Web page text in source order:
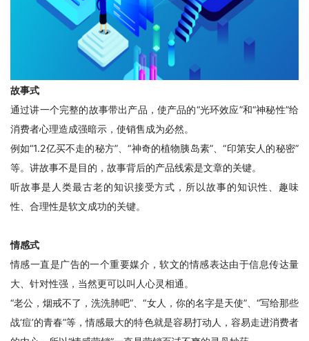
故事式
通过讲一个完整的故事带出产品，使产品的“光环效应”和“神秘性”给
消费者心理造成强暗示，使销售成为必然。
例如“1.2亿买不走的秘方”、“神奇的植物胰岛素”、“印第安人的秘密”
等。讲故事不是目的，故事背后的产品线索是文章的关键。
听故事是人类最古老的知识接受方式，所以故事的知识性、趣味
性、合理性是软文成功的关键。
情感式
情感一直是广告的一个重要媒介，软文的情感表达由于信息传达量
大、针对性强，当然更可以叫人心灵相通。
“老公，烟戒不了，洗洗肺吧”、“女人，你的名字是天使”、“写给那些
战‘痘’的青春”等，情感最大的特色就是容易打动人，容易走进消费者